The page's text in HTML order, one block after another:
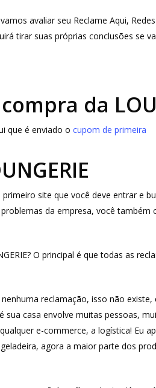
avaliar seu Reclame Aqui,
tirar suas próprias conclusões se
da
que é enviado o cupom de primeira
site que você deve entrar e
da empresa, você
O principal é que todas as
reclamação, isso não
casa envolve muitas pessoas,
e-commerce, a logística! Eu
agora a maior parte dos